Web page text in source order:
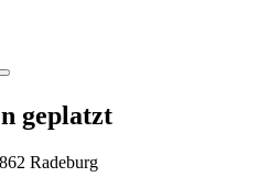
geplatzt
Radeburg